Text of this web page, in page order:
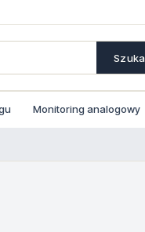
Monitoring analogowy